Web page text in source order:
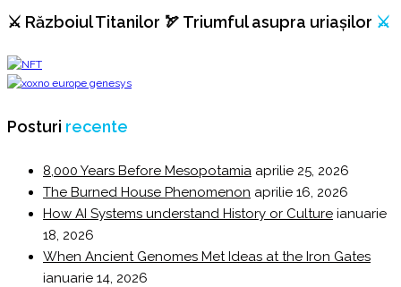
⚔️ Războiul Titanilor 🏹 Triumful asupra uriașilor ⚔️
Posturi recente
8,000 Years Before Mesopotamia aprilie 25, 2026
The Burned House Phenomenon aprilie 16, 2026
How AI Systems understand History or Culture ianuarie
18, 2026
When Ancient Genomes Met Ideas at the Iron Gates
ianuarie 14, 2026